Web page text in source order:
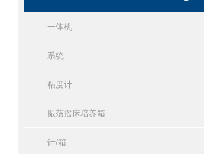
一体机
系统
粘度计
振荡摇床培养箱
计/箱